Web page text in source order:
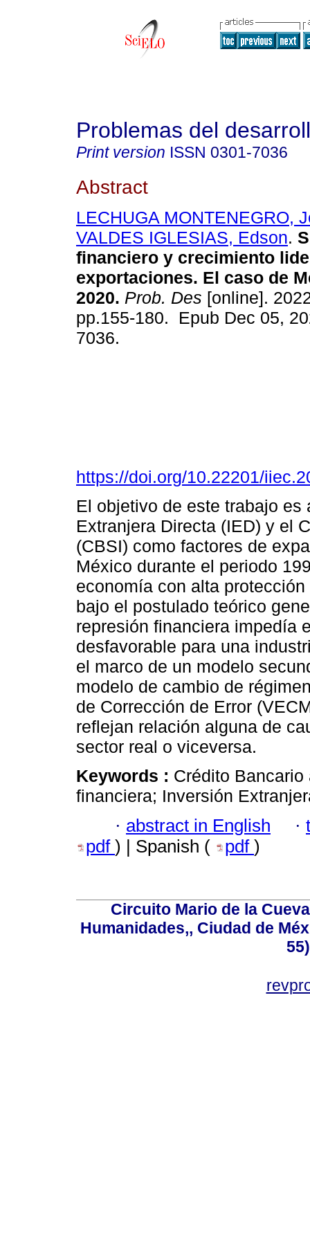
Problemas del
Print version ISSN 0301-7036
Abstract
LECHUGA MONTENEGRO,
VALDES IGLESIAS, Edson.
financiero y crecimiento
exportaciones. El caso de
2020. Prob. Des [online].
pp.155-180. Epub Dec 05,
7036.
https://doi.org/10.22201/
El objetivo de este trabajo
Extranjera Directa (IED) y el
(CBSI) como factores de
México durante el periodo
economía con alta
bajo el postulado teórico
represión financiera impedía
desfavorable para una
el marco de un modelo
modelo de cambio de
de Corrección de Error
reflejan relación alguna de
sector real o viceversa.
Keywords : Crédito
financiera; Inversión
· abstract in English ·
pdf ) | Spanish ( pdf )
Circuito Mario de la
Humanidades,, Ciudad de